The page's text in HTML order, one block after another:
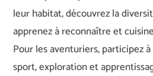
leur habitat, découvrez la
apprenez à reconnaître et
Pour les aventuriers, participez
sport, exploration et